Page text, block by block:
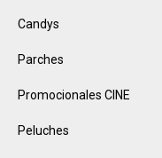
Candys
Parches
Promocionales CINE
Peluches